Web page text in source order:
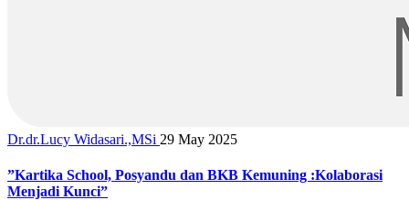
Dr.dr.Lucy Widasari.,MSi 29 May 2025
”Kartika School, Posyandu dan BKB Kemuning :Kolaborasi
Menjadi Kunci”